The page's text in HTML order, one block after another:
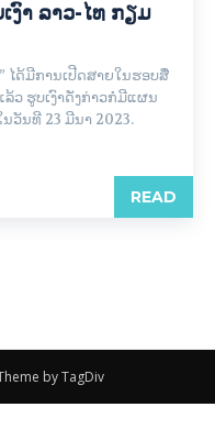
ງົາ ລາວ-ໄທ ກຽມ
ໄດ້ມີການເປີດສາຍໃນຮອບສື່
ວ ຮູບເງົາດັ່ງກ່າວກໍມີແຜນ
ນວັນທີ 23 ມີນາ 2023.
READ
by TagDiv